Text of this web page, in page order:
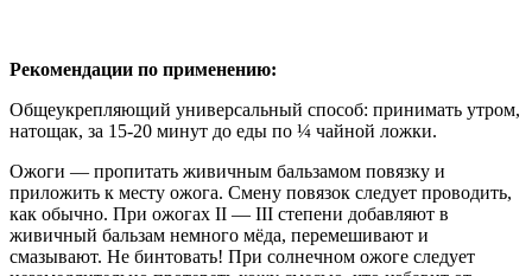
Рекомендации по применению:
Общеукрепляющий универсальный способ: принимать утром,
натощак, за 15-20 минут до еды по ¼ чайной ложки.
Ожоги — пропитать живичным бальзамом повязку и
приложить к месту ожога. Смену повязок следует проводить,
как обычно. При ожогах II — III степени добавляют в
живичный бальзам немного мёда, перемешивают и
смазывают. Не бинтовать! При солнечном ожоге следует